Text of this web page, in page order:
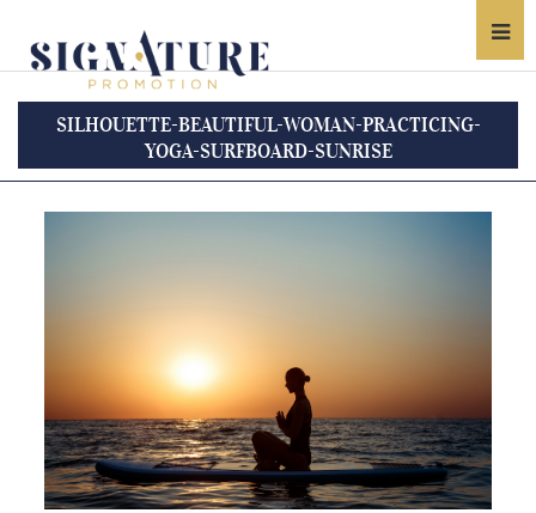
SILHOUETTE-BEAUTIFUL-WOMAN-PRACTICING-
YOGA-SURFBOARD-SUNRISE